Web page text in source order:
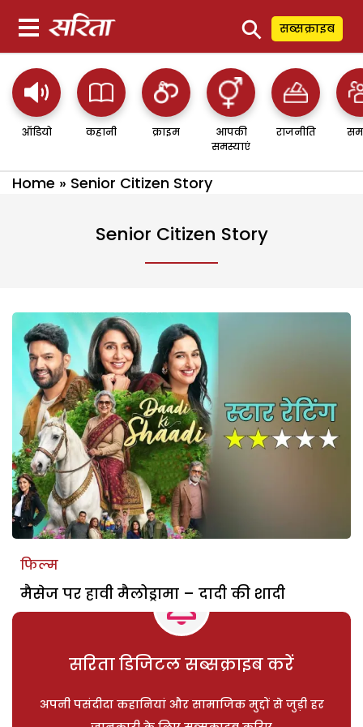
⚲ सब्सक्राइब
ऑडियो कहानी क्राइम
आपकी
समस्याएं
राजनीति
Home » Senior Citizen Story
Senior Citizen Story
फिल्म
मैसेज पर हावी मैलोड्रामा – दादी की शादी
सरिता डिजिटल सब्सक्राइब करें
अपनी पसंदीदा कहानियां और सामाजिक मुद्दों से जुड़ी हर